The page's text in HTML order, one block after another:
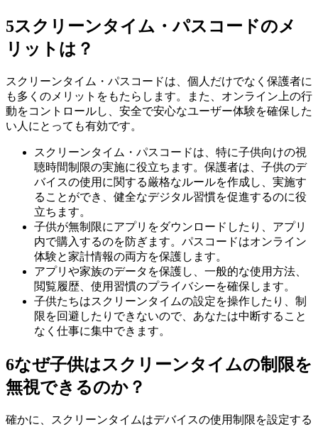
5スクリーンタイム・パスコードのメ
リットは？
スクリーンタイム・パスコードは、個人だけでなく保護者に
も多くのメリットをもたらします。また、オンライン上の行
動をコントロールし、安全で安心なユーザー体験を確保した
い人にとっても有効です。
スクリーンタイム・パスコードは、特に子供向けの視
聴時間制限の実施に役立ちます。保護者は、子供のデ
バイスの使用に関する厳格なルールを作成し、実施す
ることができ、健全なデジタル習慣を促進するのに役
立ちます。
子供が無制限にアプリをダウンロードしたり、アプリ
内で購入するのを防ぎます。パスコードはオンライン
体験と家計情報の両方を保護します。
アプリや家族のデータを保護し、一般的な使用方法、
閲覧履歴、使用習慣のプライバシーを確保します。
子供たちはスクリーンタイムの設定を操作したり、制
限を回避したりできないので、あなたは中断すること
なく仕事に集中できます。
6なぜ子供はスクリーンタイムの制限を
無視できるのか？
確かに、スクリーンタイムはデバイスの使用制限を設定する